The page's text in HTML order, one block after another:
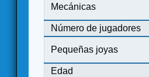
Mecánicas
Número de jugadores
Pequeñas joyas
Edad